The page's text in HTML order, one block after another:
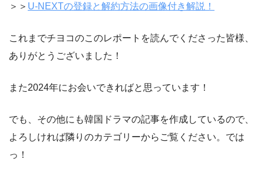
＞＞ U-NEXTの登録と解約方法の画像付き解説！
これまでチヨコのこのレポートを読んでくださった皆様、
ありがとうございました！
また2024年にお会いできればと思っています！
でも、その他にも韓国ドラマの記事を作成しているので、
よろしければ隣りのカテゴリーからご覧ください。では
っ！